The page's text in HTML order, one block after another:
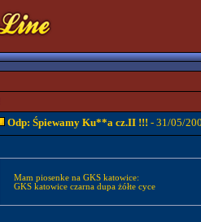
Odp: Śpiewamy Ku**a cz.II !!! - 31/05/
Mam piosenke na GKS katowice:
GKS katowice czarna dupa żółte cyce